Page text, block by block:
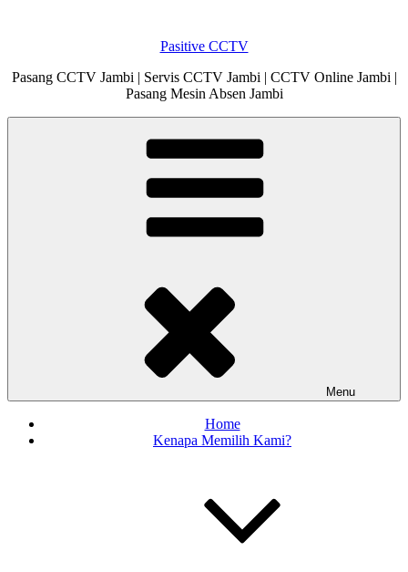
Pasitive CCTV
Pasang CCTV Jambi | Servis CCTV Jambi | CCTV Online Jambi |
Pasang Mesin Absen Jambi
Menu
Home
Kenapa Memilih Kami?